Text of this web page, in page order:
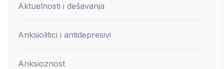
Aktuelnosti i dešavanja
Anksiolitici i antidepresivi
Anksioznost